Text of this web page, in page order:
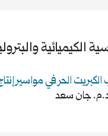
الكيميائية
الحر في مواسير
جان سعد